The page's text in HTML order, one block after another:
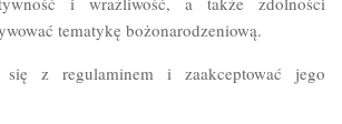
tematykę bożonarodzeniową.
się z regulaminem i zaakceptować jego